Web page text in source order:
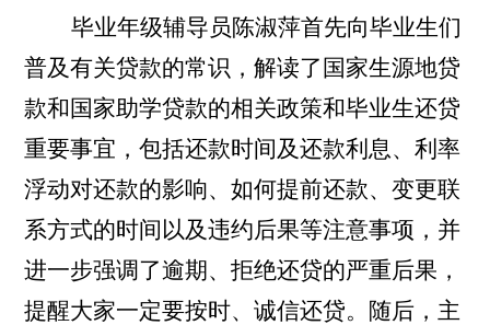
毕业年级辅导员陈淑萍首先向毕业生们
普及有关贷款的常识，解读了国家生源地贷
款和国家助学贷款的相关政策和毕业生还贷
重要事宜，包括还款时间及还款利息、利率
浮动对还款的影响、如何提前还款、变更联
系方式的时间以及违约后果等注意事项，并
进一步强调了逾期、拒绝还贷的严重后果，
提醒大家一定要按时、诚信还贷。随后，主